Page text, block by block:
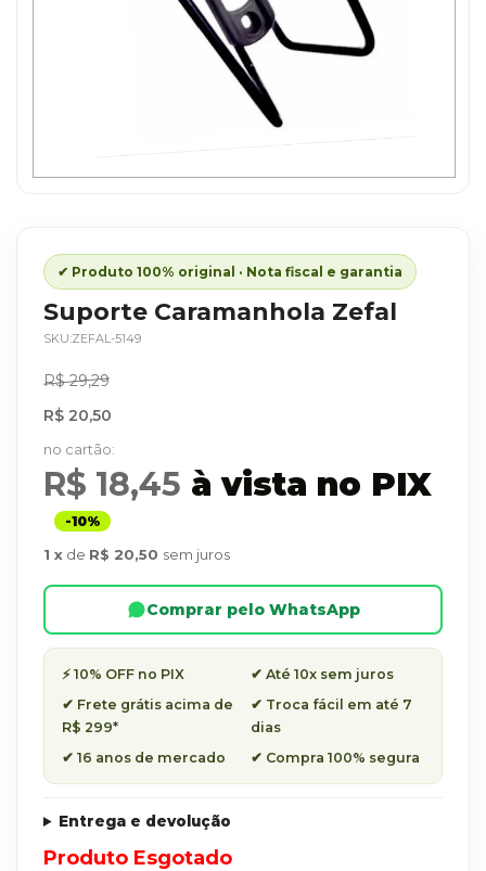
✔ Produto 100% original · Nota fiscal e garantia
Suporte Caramanhola Zefal
SKU ZEFAL-5149
R$ 29,29
R$ 20,50
1 de R$ 20,50 sem juros
R$ 18,45 à vista no PIX
Comprar pelo WhatsApp
⚡ 10% OFF no PIX
✔ Até 10x sem juros
✔ Frete grátis acima de
R$ 299*
✔ Troca fácil em até 7
dias
✔ 16 anos de mercado
✔ Compra 100% segura
Entrega e devolução
Produto Esgotado
início
Galeria
de
imagens